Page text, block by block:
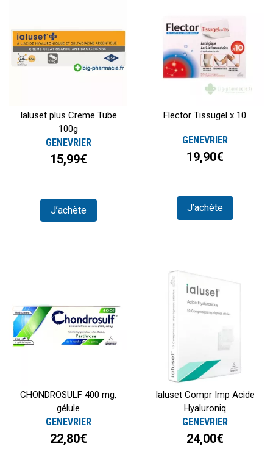
Ialuset plus Creme Tube
100g
GENEVRIER
15,99€
J’achète
Flector Tissugel x 10
GENEVRIER
19,90€
J’achète
CHONDROSULF 400 mg,
gélule
GENEVRIER
22,80€
Ialuset Compr Imp Acide
Hyaluroniq
GENEVRIER
24,00€